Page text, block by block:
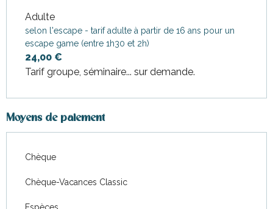
Tarifs 2026
Adulte
selon l'escape - tarif adulte à partir de 16 ans pour un
escape game (entre 1h30 et 2h)
24,00 €
Tarif groupe, séminaire... sur demande.
Moyens de paiement
Chèque
Chèque-Vacances Classic